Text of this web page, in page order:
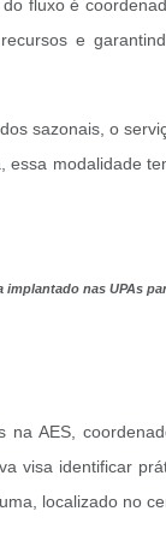
fluxo é
e
sazonais, o
modalidade
nas UPAs
AES,
visa identificar
localizado no